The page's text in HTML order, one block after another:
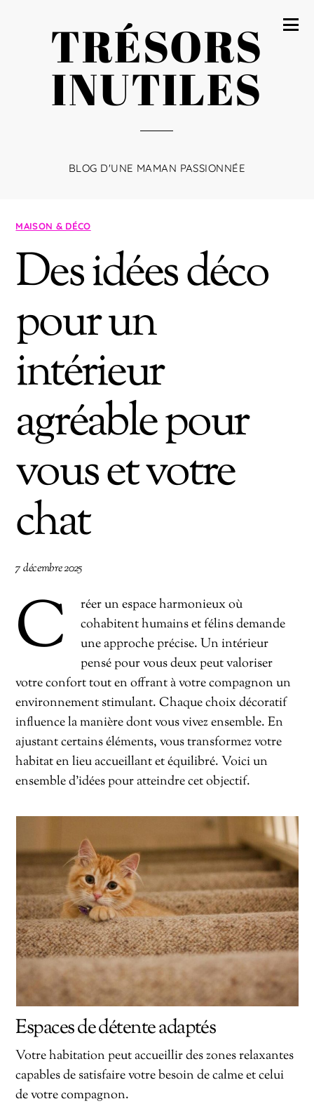
TRÉSORS
INUTILES
BLOG D'UNE MAMAN PASSIONNÉE
MAISON & DÉCO
Des idées déco
pour un
intérieur
agréable pour
vous et votre
chat
7 décembre 2025
C
réer un espace harmonieux où
cohabitent humains et félins demande
une approche précise. Un intérieur
pensé pour vous deux peut valoriser
votre confort tout en offrant à votre compagnon un
environnement stimulant. Chaque choix décoratif
influence la manière dont vous vivez ensemble. En
ajustant certains éléments, vous transformez votre
habitat en lieu accueillant et équilibré. Voici un
ensemble d’idées pour atteindre cet objectif.
Espaces de détente adaptés
Votre habitation peut accueillir des zones relaxantes
capables de satisfaire votre besoin de calme et celui
de votre compagnon.